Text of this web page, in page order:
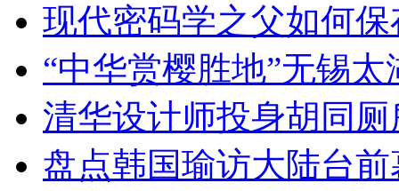
现代密码学之父如何
“中华赏樱胜地”无锡
清华设计师投身胡同
盘点韩国瑜访大陆台